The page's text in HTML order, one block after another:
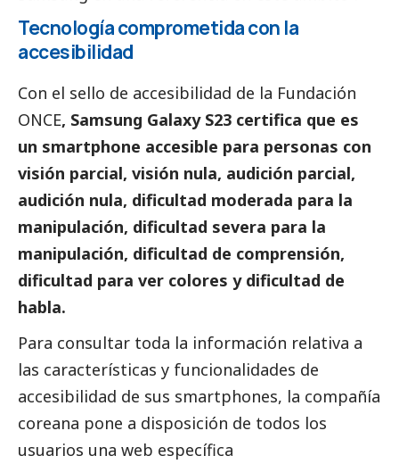
Tecnología comprometida con la
accesibilidad
Con el sello de accesibilidad de la Fundación
ONCE, Samsung Galaxy S23 certifica que es
un smartphone accesible para personas con
visión parcial, visión nula, audición parcial,
audición nula, dificultad moderada para la
manipulación, dificultad severa para la
manipulación, dificultad de comprensión,
dificultad para ver colores y dificultad de
habla.
Para consultar toda la información relativa a
las características y funcionalidades de
accesibilidad de sus smartphones, la compañía
coreana pone a disposición de todos los
usuarios una web específica